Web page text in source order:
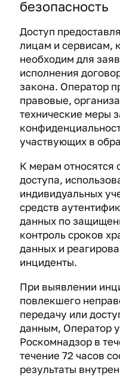
безопасность
Доступ
лицам и сервисам,
необходим для
исполнения
закона. Оператор
правовые,
технические меры
участвующих в
К мерам относятся
доступа,
индивидуальных
средств
данных по
контроль сроков
данных и
инциденты.
При выявлении
повлекшего
передачу или
данным, Оператор
Роскомнадзор в
течение 72 часов
результаты